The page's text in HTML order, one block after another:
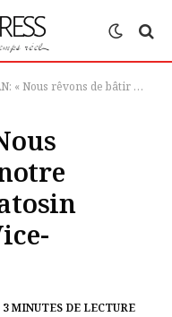
bâtir notre campus » Oluwatosin Samuel DADA (Vice-président)
3 MINUTES DE LECTURE